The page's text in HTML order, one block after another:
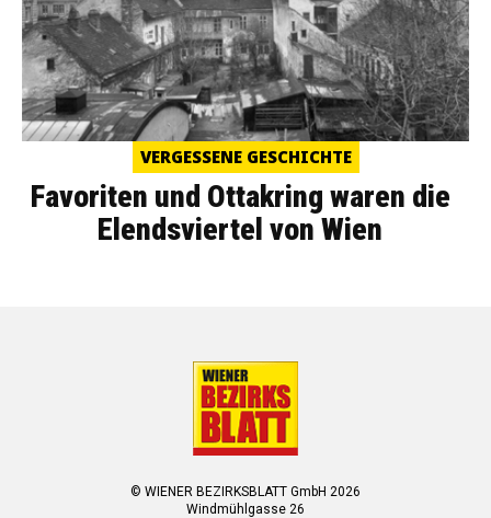
VERGESSENE GESCHICHTE
Favoriten und Ottakring waren die
Elendsviertel von Wien
© WIENER BEZIRKSBLATT GmbH 2026
Windmühlgasse 26